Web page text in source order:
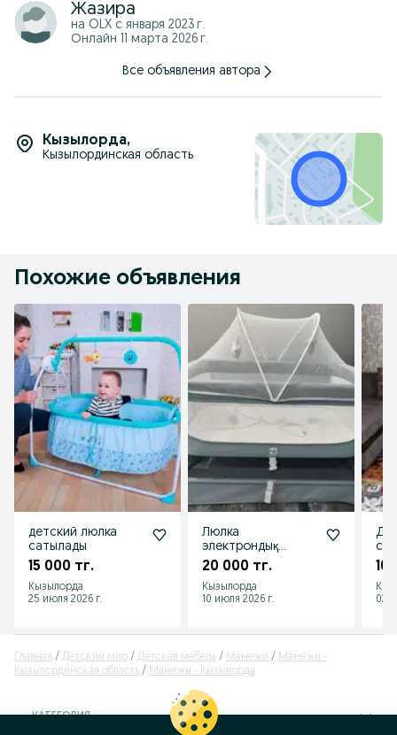
Жазира
на OLX с января 2023 г.
Онлайн 11 марта 2026 г.
Все объявления автора
Кызылорда,
Кызылординская область
Похожие объявления
детский люлка
сатылады
15 000 тг.
Кызылорда
25 июля 2026 г.
Люлка
электрондық
сатылады
20 000 тг.
Кызылорда
10 июля 2026 г.
02
Главная Детский мир Детская мебель Манежи
Манежи -
Кызылординская область
Манежи - Кызылорда
КАТЕГОРИЯ